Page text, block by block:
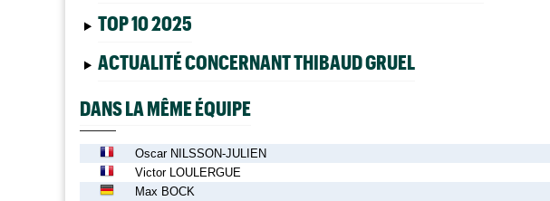
TOP 10 2025
ACTUALITÉ CONCERNANT THIBAUD GRUEL
DANS LA MÊME ÉQUIPE
Oscar NILSSON-JULIEN
Victor LOULERGUE
Max BOCK